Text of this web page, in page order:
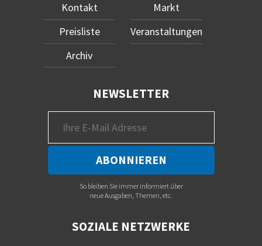
Kontakt
Preisliste
Archiv
Markt
Veranstaltungen
NEWSLETTER
So bleiben Sie immer informiert über
neue Ausgaben, Themen, etc.
SOZIALE NETZWERKE